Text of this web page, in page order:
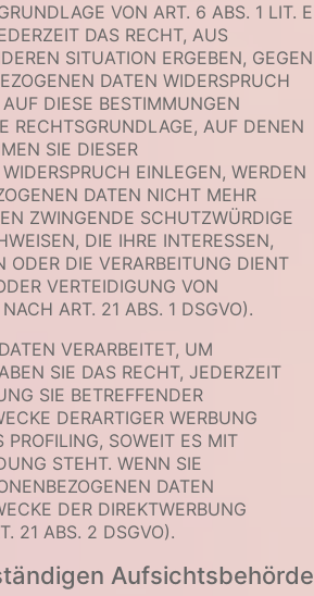
VON ART. 6 ABS. 1 LIT. E
DAS RECHT, AUS
SITUATION ERGEBEN, GEGEN
DATEN WIDERSPRUCH
DIESE BESTIMMUNGEN
RECHTSGRUNDLAGE, AUF DENEN
SIE DIESER
EINLEGEN, WERDEN
DATEN NICHT MEHR
ZWINGENDE SCHUTZWÜRDIGE
DIE IHRE INTERESSEN,
ODER DIE VERARBEITUNG DIENT
VERTEIDIGUNG VON
ART. 21 ABS. 1 DSGVO).
VERARBEITET, UM
SIE DAS RECHT, JEDERZEIT
SIE BETREFFENDER
DERARTIGER WERBUNG
SOWEIT ES MIT
STEHT. WENN SIE
DATEN
DER DIREKTWERBUNG
21 ABS. 2 DSGVO).
Aufsichtsbehörde